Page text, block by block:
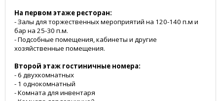
На первом этаже ресторан:
- Залы для торжественных мероприятий на 120-140 п.м и
бар на 25-30 п.м.
- Подсобные помещения, кабинеты и другие
хозяйственные помещения.
Второй этаж гостиничные номера:
- 6 двухкомнатных
- 1 однокомнатный
- Комната для инвентаря